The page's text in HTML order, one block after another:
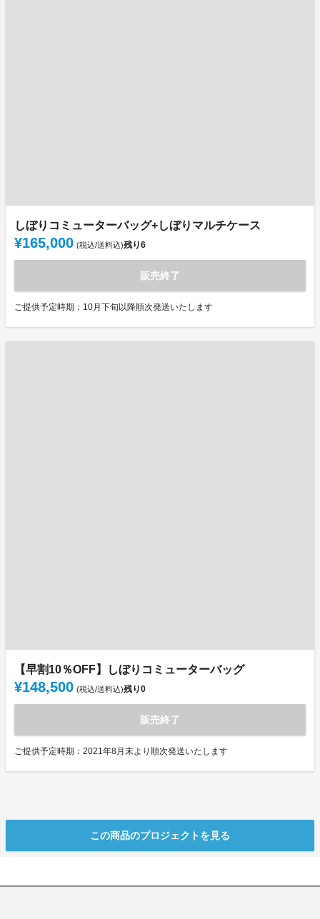
しぼりコミューターバッグ+しぼりマルチケース
¥165,000 (税込/送料込)残り6
販売終了
ご提供予定時期：10月下旬以降順次発送いたします
【早割10％OFF】しぼりコミューターバッグ
¥148,500 (税込/送料込)残り0
販売終了
ご提供予定時期：2021年8月末より順次発送いたします
この商品のプロジェクトを見る